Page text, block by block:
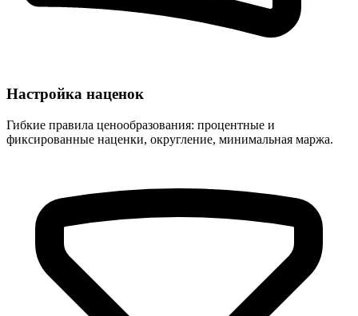
Настройка наценок
Гибкие правила ценообразования: процентные и
фиксированные наценки, округление, минимальная маржа.